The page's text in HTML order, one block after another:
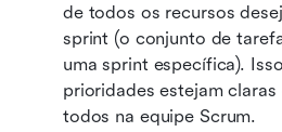
de todos os recursos
sprint (o conjunto de
uma sprint específica).
prioridades estejam claras
todos na equipe Scrum.